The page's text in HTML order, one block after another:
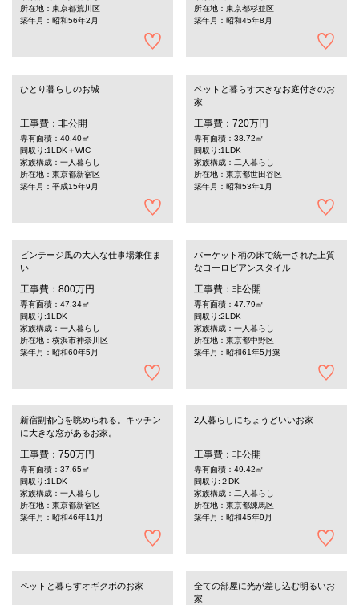
所在地：東京都荒川区
築年月：昭和56年2月
所在地：東京都杉並区
築年月：昭和45年8月
ひとり暮らしのお城
工事費：非公開
専有面積：40.40㎡
間取り:1LDK＋WIC
家族構成：一人暮らし
所在地：東京都新宿区
築年月：平成15年9月
ペットと暮らす大きなお庭付きのお
家
工事費：720万円
専有面積：38.72㎡
間取り:1LDK
家族構成：二人暮らし
所在地：東京都世田谷区
築年月：昭和53年1月
ビンテージ風の大人な仕事場兼住ま
い
工事費：800万円
専有面積：47.34㎡
間取り:1LDK
家族構成：一人暮らし
所在地：横浜市神奈川区
築年月：昭和60年5月
パーケット柄の床で統一された上質
なヨーロピアンスタイル
工事費：非公開
専有面積：47.79㎡
間取り:2LDK
家族構成：一人暮らし
所在地：東京都中野区
築年月：昭和61年5月築
新宿副都心を眺められる。キッチン
に大きな窓があるお家。
工事費：750万円
専有面積：37.65㎡
間取り:1LDK
家族構成：一人暮らし
所在地：東京都新宿区
築年月：昭和46年11月
2人暮らしにちょうどいいお家
工事費：非公開
専有面積：49.42㎡
間取り:２DK
家族構成：二人暮らし
所在地：東京都練馬区
築年月：昭和45年9月
ペットと暮らすオギクボのお家
全ての部屋に光が差し込む明るいお
家